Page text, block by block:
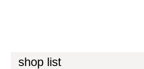
shop list